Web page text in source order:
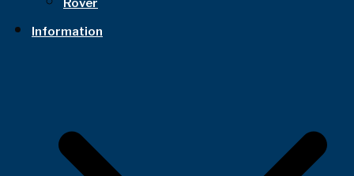
Rover
Information